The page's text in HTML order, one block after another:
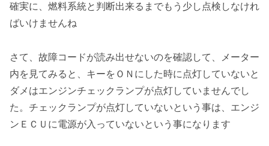
確実に、燃料系統と判断出来るまでもう少し点検しなけれ
ばいけませんね
さて、故障コードが読み出せないのを確認して、メーター
内を見てみると、キーをＯＮにした時に点灯していないと
ダメはエンジンチェックランプが点灯していませんでし
た。チェックランプが点灯していないという事は、エンジ
ンＥＣＵに電源が入っていないという事になります